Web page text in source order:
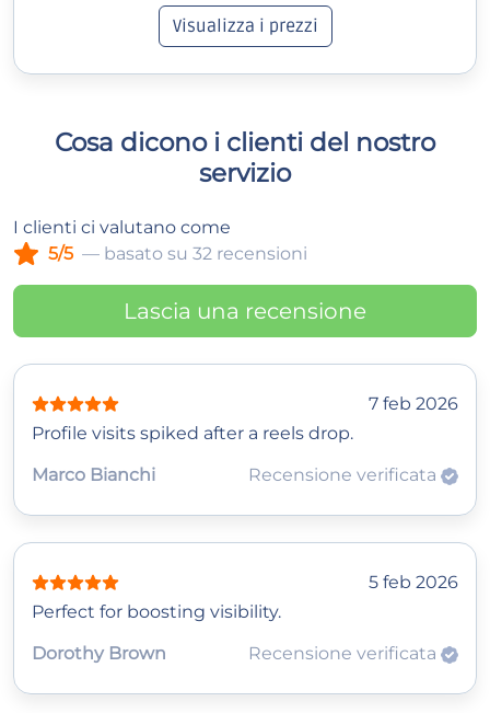
Visualizza i prezzi
Cosa dicono i clienti del nostro
servizio
I clienti ci valutano come
5/5 — basato su 32 recensioni
Lascia una recensione
7 feb 2026
Profile visits spiked after a reels drop.
Marco Bianchi
Recensione verificata
5 feb 2026
Perfect for boosting visibility.
Dorothy Brown
Recensione verificata